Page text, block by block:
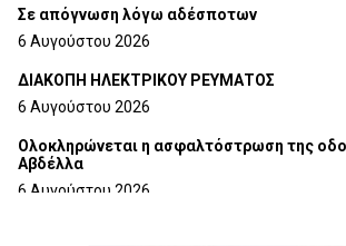
Σε απόγνωση λόγω αδέσποτων
6 Αυγούστου 2026
ΔΙΑΚΟΠΗ ΗΛΕΚΤΡΙΚΟΥ ΡΕΥΜΑΤΟΣ
6 Αυγούστου 2026
Ολοκληρώνεται η ασφαλτόστρωση της
Αβδέλλα
6 Αυγούστου 2026